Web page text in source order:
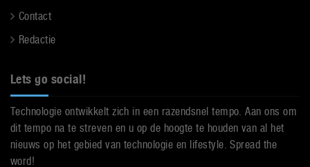
Contact
Redactie
Lets go social!
Technologie ontwikkelt zich in een razendsnel tempo. Aan ons om
dit tempo na te streven en u op de hoogte te houden van al het
nieuws op het gebied van technologie en lifestyle. Spread the
word!